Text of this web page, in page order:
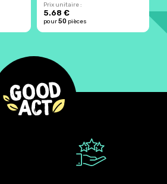
Prix unitaire :
5.68 €
pour50 pièces